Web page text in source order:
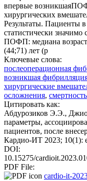
впервые
хирургических
Результаты. Пациенты
статистически
ПОФП: медиана
(44;71) лет (p
Ключевые слова:
послеоперационная
возникшая
хирургические
осложнения, смертность
Цитировать как:
Абдурозиков Э.Э.,
параметры,
пациентов, после
Кардио-ИТ 2023; 10(1):
DOI:
10.15275/
PDF File:
cardio-it-